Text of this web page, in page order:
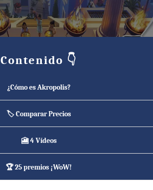
Contenido 👇
¿Cómo es Akropolis?
🏷️ Comparar Precios
🎦 4 Vídeos
🏆 25 premios ¡WoW!